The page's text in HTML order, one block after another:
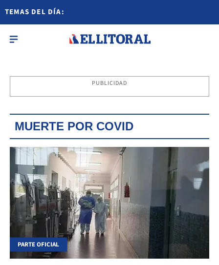
TEMAS DEL DÍA:
PUBLICIDAD
MUERTE POR COVID
PARTE OFICIAL